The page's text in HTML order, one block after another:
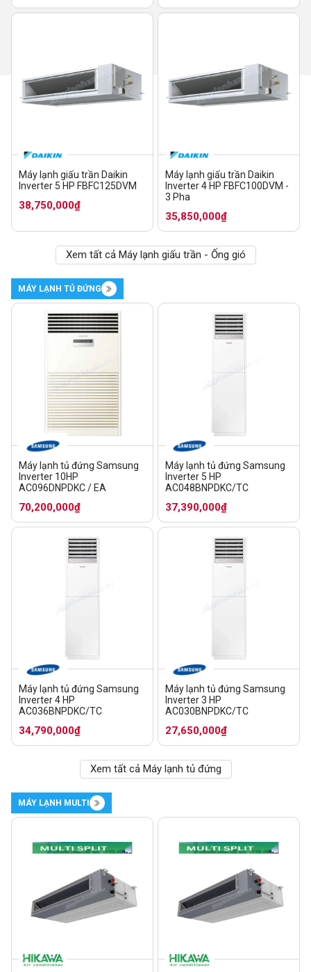
Máy lạnh giấu trần Daikin
Inverter 5 HP FBFC125DVM
38,750,000₫
Máy lạnh giấu trần Daikin
Inverter 4 HP FBFC100DVM -
3 Pha
35,850,000₫
Xem tất cả Máy lạnh giấu trần - Ống gió
MÁY LẠNH TỦ ĐỨNG
Máy lạnh tủ đứng Samsung
Inverter 10HP
AC096DNPDKC / EA
70,200,000₫
Máy lạnh tủ đứng Samsung
Inverter 5 HP
AC048BNPDKC/TC
37,390,000₫
Máy lạnh tủ đứng Samsung
Inverter 4 HP
AC036BNPDKC/TC
34,790,000₫
Máy lạnh tủ đứng Samsung
Inverter 3 HP
AC030BNPDKC/TC
27,650,000₫
Xem tất cả Máy lạnh tủ đứng
MÁY LẠNH MULTI